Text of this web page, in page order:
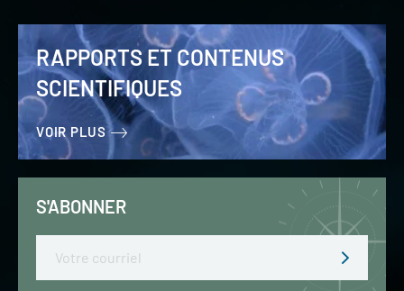
RAPPORTS ET CONTENUS
SCIENTIFIQUES
VOIR PLUS
S'ABONNER